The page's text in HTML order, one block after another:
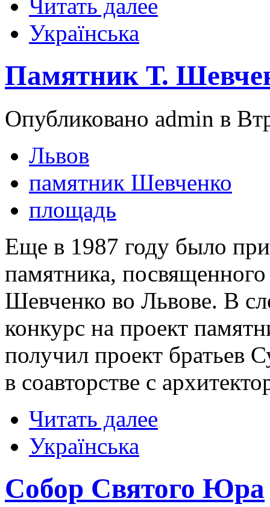
Читать далее
Українська
Памятник Т.
Опубликовано admin в
Львов
памятник Шевченко
площадь
Еще в 1987 году было
памятника,
Шевченко во Львове. В
конкурс на проект
получил проект братьев
в соавторстве с
Читать далее
Українська
Собор Святого Юра